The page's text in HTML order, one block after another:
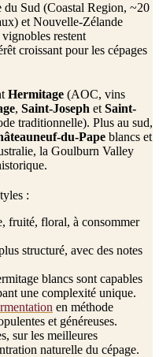
Sud (Coastal Region, ~20
et Nouvelle-Zélande
restent
croissant pour les cépages
Hermitage (AOC, vins
, Saint-Joseph et Saint-
traditionnelle). Plus au sud,
du-Pape blancs et
la Goulburn Valley
:
fruité, floral, à consommer
structuré, avec des notes
blancs sont capables
une complexité unique.
en méthode
et généreuses.
sur les meilleures
naturelle du cépage.